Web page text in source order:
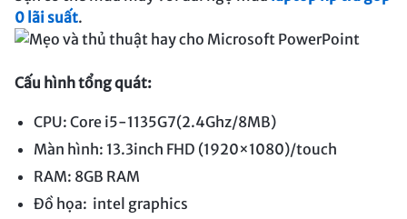
0 lãi suất.
Cấu hình tổng quát:
CPU: Core i5-1135G7(2.4Ghz/8MB)
Màn hình: 13.3inch FHD (1920×1080)/touch
RAM: 8GB RAM
Đồ họa: intel graphics